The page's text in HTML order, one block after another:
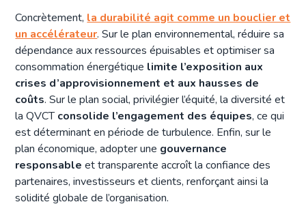
Concrètement, la durabilité agit comme un bouclier et
un accélérateur. Sur le plan environnemental, réduire sa
dépendance aux ressources épuisables et optimiser sa
consommation énergétique limite l’exposition aux
crises d’approvisionnement et aux hausses de
coûts. Sur le plan social, privilégier l’équité, la diversité et
la QVCTconsolide l’engagement des équipes, ce qui
est déterminant en période de turbulence. Enfin, sur le
plan économique, adopter une gouvernance
responsableet transparente accroît la confiance des
partenaires, investisseurs et clients, renforçant ainsi la
solidité globale de l’organisation.